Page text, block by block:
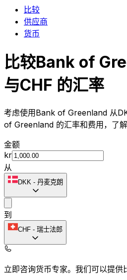
比较
供应商
货币
比较Bank of
与CHF 的汇率
考虑使用Bank of Greenland 从
of Greenland 的汇率和费用，了
金额
kr
从
DKK - 丹麦克朗
到
CHF - 瑞士法郎
立即咨询货币专家。 我们可以提供